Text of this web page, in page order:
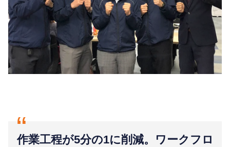
“
作業工程が5分の1に削減。ワークフロ